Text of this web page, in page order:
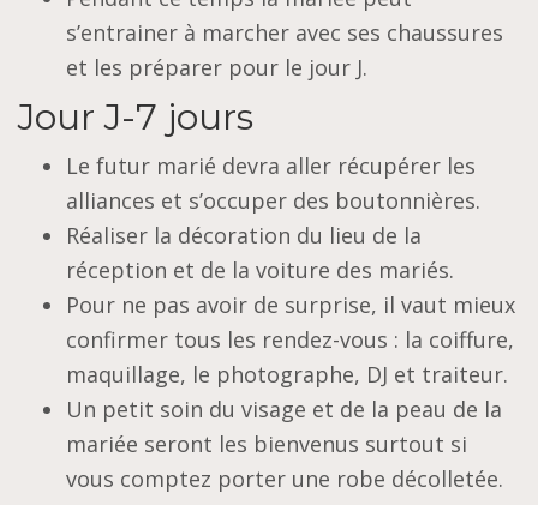
s’entrainer à marcher avec ses chaussures
et les préparer pour le jour J.
Jour J-7 jours
Le futur marié devra aller récupérer les
alliances et s’occuper des boutonnières.
Réaliser la décoration du lieu de la
réception et de la voiture des mariés.
Pour ne pas avoir de surprise, il vaut mieux
confirmer tous les rendez-vous : la coiffure,
maquillage, le photographe, DJ et traiteur.
Un petit soin du visage et de la peau de la
mariée seront les bienvenus surtout si
vous comptez porter une robe décolletée.